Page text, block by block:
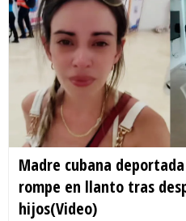
Madre cubana deportada
rompe en llanto tras
hijos(Video)